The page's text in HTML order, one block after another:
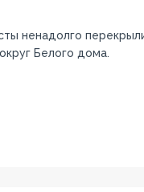
ненадолго
Белого дома.